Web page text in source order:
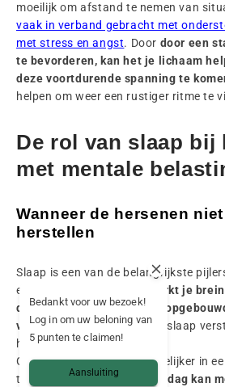
moeilijk om afstand te nemen van
vaak in verband gebracht met
met stress en angst. Door door een
te bevorderen, kan het je lichaam
deze voortdurende spanning te
helpen om weer een rustiger ritme te
De rol van slaap bij
met mentale
Wanneer de hersenen
herstellen
Slaap is een van de belangrijkste
evenwicht.
's Nachts verwerkt je
dag en herstelt het van de
vermoeidheid.Wanneer de slaap
herstel moeilijker.
Gedachten kunnen gemakkelijker in
terechtkomen.De volgende dag kan
Bedankt voor uw bezoek!
Log in om uw beloning van
5 punten te claimen!
Aansluiting